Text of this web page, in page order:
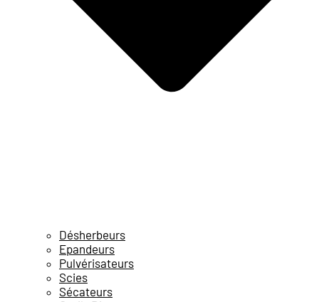
Désherbeurs
Epandeurs
Pulvérisateurs
Scies
Sécateurs